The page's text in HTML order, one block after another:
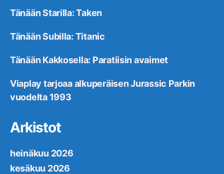
Tänään Starilla: Taken
Tänään Subilla: Titanic
Tänään Kakkosella: Paratiisin avaimet
Viaplay tarjoaa alkuperäisen Jurassic Parkin
vuodelta 1993
Arkistot
heinäkuu 2026
kesäkuu 2026